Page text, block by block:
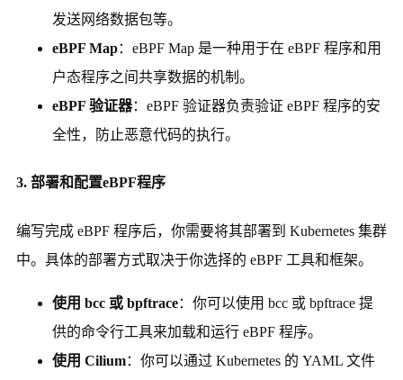
发送网络数据包等。
eBPF Map：eBPF Map 是一种用于在 eBPF 程序和用
户态程序之间共享数据的机制。
eBPF 验证器：eBPF 验证器负责验证 eBPF 程序的安
全性，防止恶意代码的执行。
3. 部署和配置eBPF程序
编写完成 eBPF 程序后，你需要将其部署到 Kubernetes 集群
中。具体的部署方式取决于你选择的 eBPF 工具和框架。
使用 bcc 或 bpftrace：你可以使用 bcc 或 bpftrace 提
供的命令行工具来加载和运行 eBPF 程序。
使用 Cilium：你可以通过 Kubernetes 的 YAML 文件